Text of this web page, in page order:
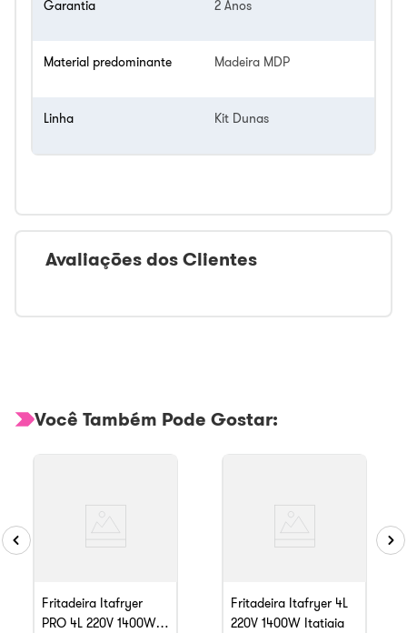
Garantia 2 Anos
Material predominante Madeira MDP
Linha Kit Dunas
Avaliações dos Clientes
Você Também Pode Gostar:
Fritadeira Itafryer
PRO 4L 220V 1400W
Fritadeira Itafryer 4L
220V 1400W Itatiaia